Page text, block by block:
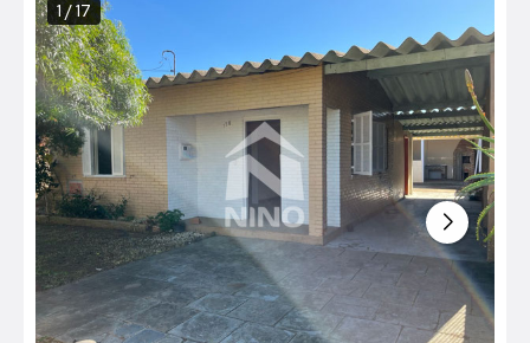
1 / 17